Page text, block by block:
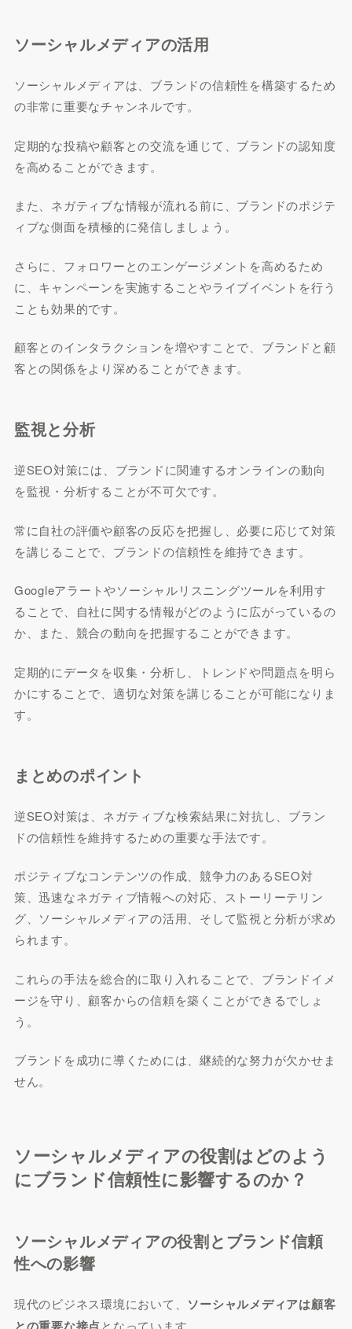
ソーシャルメディアの活用
ソーシャルメディアは、ブランドの信頼性を構築するため
の非常に重要なチャンネルです。
定期的な投稿や顧客との交流を通じて、ブランドの認知度
を高めることができます。
また、ネガティブな情報が流れる前に、ブランドのポジテ
ィブな側面を積極的に発信しましょう。
さらに、フォロワーとのエンゲージメントを高めるため
に、キャンペーンを実施することやライブイベントを行う
ことも効果的です。
顧客とのインタラクションを増やすことで、ブランドと顧
客との関係をより深めることができます。
監視と分析
逆SEO対策には、ブランドに関連するオンラインの動向
を監視・分析することが不可欠です。
常に自社の評価や顧客の反応を把握し、必要に応じて対策
を講じることで、ブランドの信頼性を維持できます。
Googleアラートやソーシャルリスニングツールを利用す
ることで、自社に関する情報がどのように広がっているの
か、また、競合の動向を把握することができます。
定期的にデータを収集・分析し、トレンドや問題点を明ら
かにすることで、適切な対策を講じることが可能になりま
す。
まとめのポイント
逆SEO対策は、ネガティブな検索結果に対抗し、ブラン
ドの信頼性を維持するための重要な手法です。
ポジティブなコンテンツの作成、競争力のあるSEO対
策、迅速なネガティブ情報への対応、ストーリーテリン
グ、ソーシャルメディアの活用、そして監視と分析が求め
られます。
これらの手法を総合的に取り入れることで、ブランドイメ
ージを守り、顧客からの信頼を築くことができるでしょ
う。
ブランドを成功に導くためには、継続的な努力が欠かせま
せん。
ソーシャルメディアの役割はどのよう
にブランド信頼性に影響するのか？
ソーシャルメディアの役割とブランド信頼
性への影響
現代のビジネス環境において、 ソーシャルメディアは顧客
となっています。